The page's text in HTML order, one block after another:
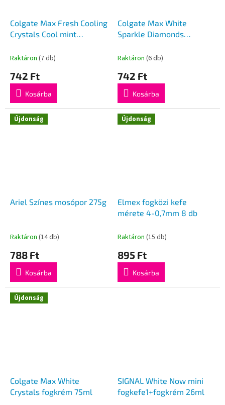
Colgate Max Fresh Cooling
Crystals Cool mint
Raktáron (7 db)
742 Ft
Kosárba
Colgate Max White
Sparkle Diamonds
Raktáron (6 db)
742 Ft
Kosárba
Újdonság
Ariel Színes mosópor 275g
Raktáron (14 db)
788 Ft
Kosárba
Újdonság
Elmex fogközi kefe
mérete 4-0,7mm 8 db
Raktáron (15 db)
895 Ft
Kosárba
Újdonság
Colgate Max White
Crystals fogkrém 75ml
SIGNAL White Now mini
fogkefe1+fogkrém 26ml